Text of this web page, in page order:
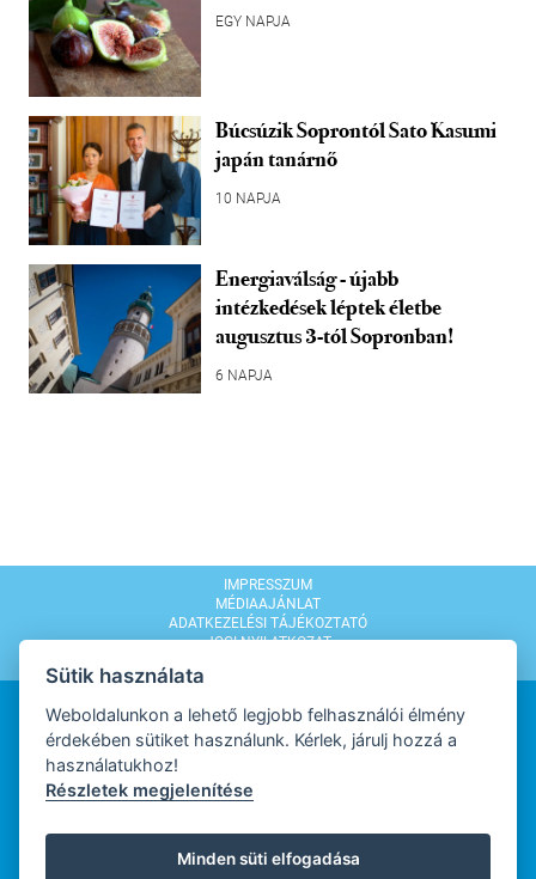
EGY NAPJA
Búcsúzik Soprontól Sato Kasumi
japán tanárnő
10 NAPJA
Energiaválság - újabb
intézkedések léptek életbe
augusztus 3-tól Sopronban!
6 NAPJA
IMPRESSZUM
MÉDIAAJÁNLAT
ADATKEZELÉSI TÁJÉKOZTATÓ
JOGI NYILATKOZAT
WEBDESIGN
Sütik használata
Weboldalunkon a lehető legjobb felhasználói élmény
érdekében sütiket használunk. Kérlek, járulj hozzá a
használatukhoz!
Részletek megjelenítése
Minden süti elfogadása